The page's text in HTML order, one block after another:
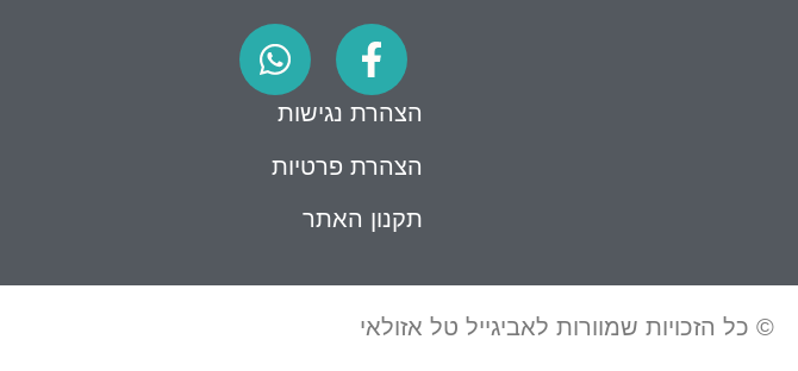
הצהרת נגישות
הצהרת פרטיות
תקנון האתר
© כל הזכויות שמוורות לאביגייל טל אזולאי